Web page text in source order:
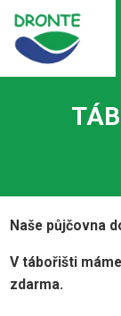
Naše půjčovna
V tábořišti
zdarma.